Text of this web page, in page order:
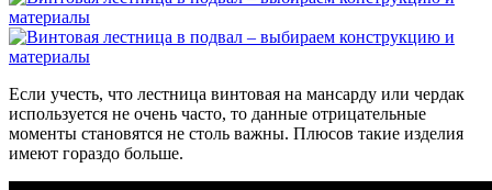
Если учесть, что лестница винтовая на мансарду или чердак
используется не очень часто, то данные отрицательные
моменты становятся не столь важны. Плюсов такие изделия
имеют гораздо больше.